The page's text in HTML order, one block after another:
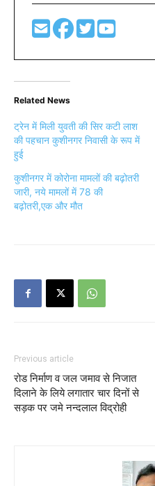
Related News
ट्रेन में मिली युवती की सिर कटी लाश
की पहचान कुशीनगर निवासी के रूप में
हुई
कुशीनगर में कोरोना मामलों की बढ़ोतरी
जारी, नये मामलों में 78 की
बढ़ोतरी,एक और मौत
Previous article
रोड निर्माण व जल जमाव से निजात
दिलाने के लिये लगातार चार दिनों से
सड़क पर जमे नन्दलाल विद्रोही